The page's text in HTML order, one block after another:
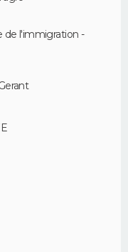
de l'immigration -